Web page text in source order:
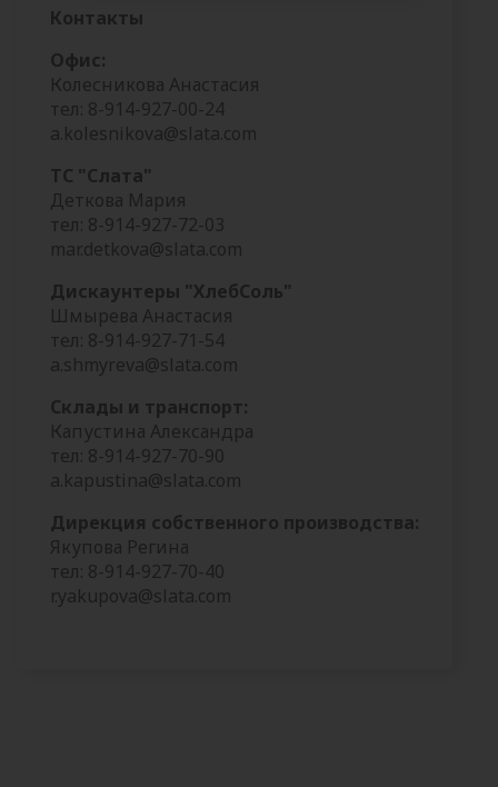
Контакты
Офис:
Колесникова Анастасия
тел: 8-914-927-00-24
a.kolesnikova@slata.com
ТС "Слата"
Деткова Мария
тел: 8-914-927-72-03
mar.detkova@slata.com
Дискаунтеры "ХлебСоль"
Шмырева Анастасия
тел: 8-914-927-71-54
a.shmyreva@slata.com
Склады и транспорт:
Капустина Александра
тел: 8-914-927-70-90
a.kapustina@slata.com
Дирекция собственного производства:
Якупова Регина
тел: 8-914-927-70-40
r.yakupova@slata.com